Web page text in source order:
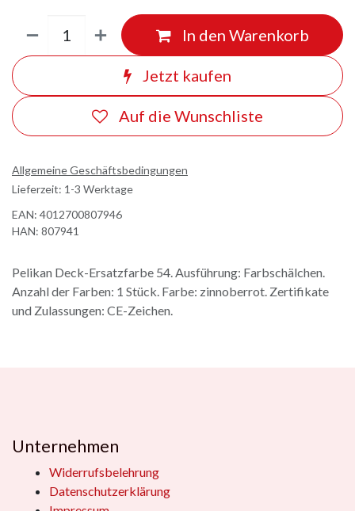
In den Warenkorb
Jetzt kaufen
Auf die Wunschliste
Allgemeine Geschäftsbedingungen
Lieferzeit: 1-3 Werktage
EAN: 4012700807946
HAN: 807941
Pelikan Deck-Ersatzfarbe 54. Ausführung: Farbschälchen.
Anzahl der Farben: 1 Stück. Farbe: zinnoberrot. Zertifikate
und Zulassungen: CE-Zeichen.
Unternehmen
Widerrufsbelehrung
Datenschutzerklärung